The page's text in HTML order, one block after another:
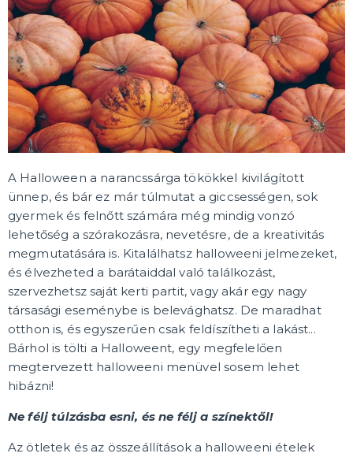
LÉGGÖMBÖK ÉS HÉLIUM
Léggömbök
Hélium léggömbökhöz
Léggömb kiegészítők
DEKORÁCIÓ, DÍSZÍTÉS ÉS ÉTKEZÉS
Dekoráció és belsőépítészet
Terítés és díszítés
Fából készült termékek
Egyéb dekorációk
TÖBB KATEGÓRIA
PARTY KIEGÉSZÍTŐK
Konfetti és szalagok
Gyertyák és tortadíszek
Spriccs
ESKÜVŐ ÉS LEÁNYBÚCSÚ
Esküvő
Legénybúcsú
Ajándékcsomagolás
A Halloween a narancssárga tökökkel kivilágított
ünnep, és bár ez már túlmutat a giccsességen, sok
gyermek és felnőtt számára még mindig vonzó
lehetőség a szórakozásra, nevetésre, de a kreativitás
megmutatására is. Kitalálhatsz halloweeni jelmezeket,
és élvezheted a barátaiddal való találkozást,
szervezhetsz saját kerti partit, vagy akár egy nagy
társasági eseménybe is belevághatsz. De maradhat
otthon is, és egyszerűen csak feldíszítheti a lakást...
Bárhol is tölti a Halloweent, egy megfelelően
megtervezett halloweeni menüvel sosem lehet
hibázni!
Ne félj túlzásba esni, és ne félj a színektől!
Az ötletek és az összeállítások a halloweeni ételek